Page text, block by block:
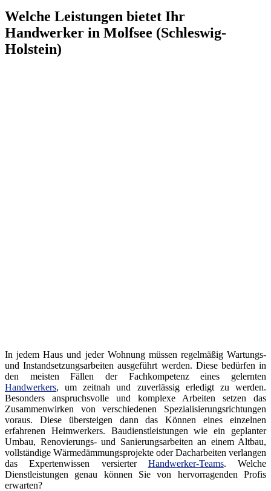
Welche Leistungen bietet Ihr
Handwerker in Molfsee (Schleswig-
Holstein)
In jedem Haus und jeder Wohnung müssen regelmäßig Wartungs-
und Instandsetzungsarbeiten ausgeführt werden. Diese bedürfen in
den meisten Fällen der Fachkompetenz eines gelernten
Handwerkers, um zeitnah und zuverlässig erledigt zu werden.
Besonders anspruchsvolle und komplexe Arbeiten setzen das
Zusammenwirken von verschiedenen Spezialisierungsrichtungen
voraus. Diese übersteigen dann das Können eines einzelnen
erfahrenen Heimwerkers. Baudienstleistungen wie ein geplanter
Umbau, Renovierungs- und Sanierungsarbeiten an einem Altbau,
vollständige Wärmedämmungsprojekte oder Dacharbeiten verlangen
das Expertenwissen versierter Handwerker-Teams. Welche
Dienstleistungen genau können Sie von hervorragenden Profis
erwarten?